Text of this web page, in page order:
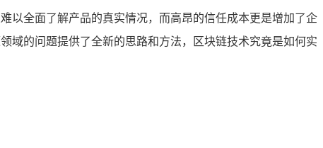
以全面了解产品的真实情况，而高昂的信任成本更是增加了企
域的问题提供了全新的思路和方法，区块链技术究竟是如何实